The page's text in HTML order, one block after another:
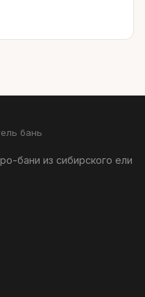
бань
бани из сибирского ели